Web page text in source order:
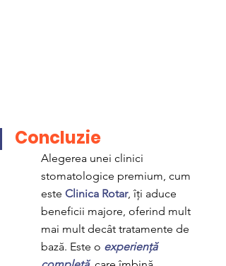
Concluzie
Alegerea unei clinici
stomatologice premium, cum
este Clinica Rotar, îți aduce
beneficii majore, oferind mult
mai mult decât tratamente de
bază. Este o experiență